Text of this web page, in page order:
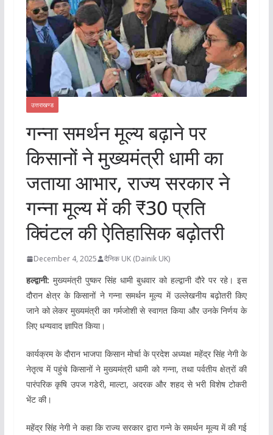
उत्तराखण्ड
गन्ना समर्थन मूल्य बढ़ाने पर
किसानों ने मुख्यमंत्री धामी का
जताया आभार, राज्य सरकार ने
गन्ना मूल्य में की ₹30 प्रति
क्विंटल की ऐतिहासिक बढ़ोतरी
December 4, 2025 दैनिक UK (Dainik UK)
हल्द्वानी: मुख्यमंत्री पुष्कर सिंह धामी बुधवार को हल्द्वानी दौरे पर रहे। इस
दौरान क्षेत्र के किसानों ने गन्ना समर्थन मूल्य में उल्लेखनीय बढ़ोतरी किए
जाने को लेकर मुख्यमंत्री का गर्मजोशी से स्वागत किया और उनके निर्णय के
लिए धन्यवाद ज्ञापित किया।
कार्यक्रम के दौरान भाजपा किसान मोर्चा के प्रदेश अध्यक्ष महेंद्र सिंह नेगी के
नेतृत्व में पहुंचे किसानों ने मुख्यमंत्री धामी को गन्ना, तथा पर्वतीय क्षेत्रों की
पारंपरिक कृषि उपज गडेरी, माल्टा, अदरक और शहद से भरी विशेष टोकरी
भेंट की।
महेंद्र सिंह नेगी ने कहा कि राज्य सरकार द्वारा गन्ने के समर्थन मूल्य में की गई